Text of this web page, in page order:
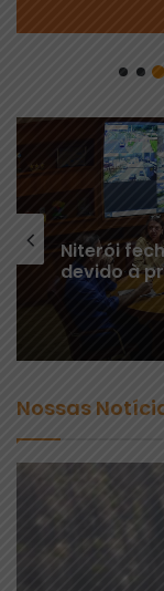
Niterói
devido à
Nossas